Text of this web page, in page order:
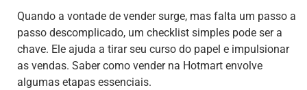
Quando a vontade de vender surge, mas falta um passo a
passo descomplicado, um checklist simples pode ser a
chave. Ele ajuda a tirar seu curso do papel e impulsionar
as vendas. Saber como vender na Hotmart envolve
algumas etapas essenciais.